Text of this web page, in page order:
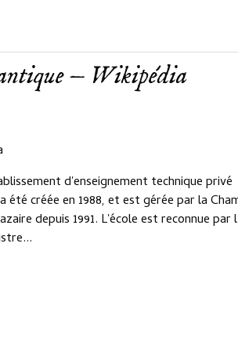
— Wikipédia
d'enseignement technique privé
été créée en 1988, et est gérée par la
depuis 1991. L'école est reconnue par